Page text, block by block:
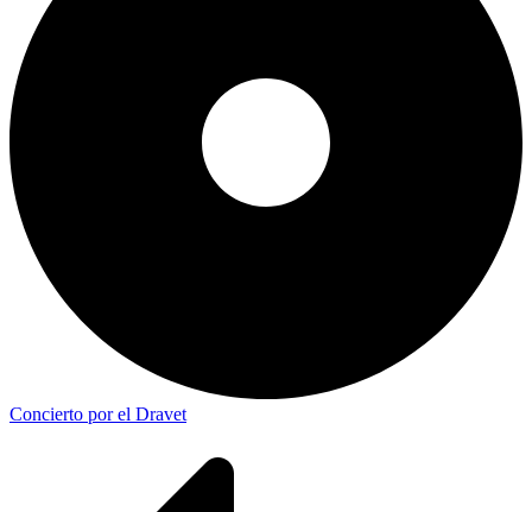
Concierto por el Dravet